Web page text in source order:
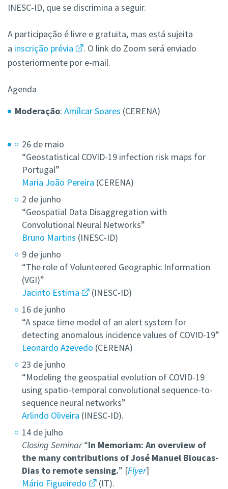
INESC-ID, que se discrimina a seguir.
A participação é livre e gratuita, mas está sujeita
a inscrição prévia . O link do Zoom será enviado
posteriormente por e-mail.
Agenda
Moderação: Amílcar Soares (CERENA)
26 de maio
“Geostatistical COVID-19 infection risk maps for
Portugal”
Maria João Pereira (CERENA)
2 de junho
“Geospatial Data Disaggregation with
Convolutional Neural Networks”
Bruno Martins (INESC-ID)
9 de junho
“The role of Volunteered Geographic Information
(VGI)”
Jacinto Estima
(INESC-ID)
16 de junho
“A space time model of an alert system for
detecting anomalous incidence values of COVID-19”
Leonardo Azevedo (CERENA)
23 de junho
“Modeling the geospatial evolution of COVID-19
using spatio-temporal convolutional sequence-to-
sequence neural networks”
Arlindo Oliveira (INESC-ID).
14 de julho
Closing Seminar“In Memoriam: An overview of
the many contributions of José Manuel Bioucas-
Dias to remote sensing.” [Flyer]
Mário Figueiredo
(IT).